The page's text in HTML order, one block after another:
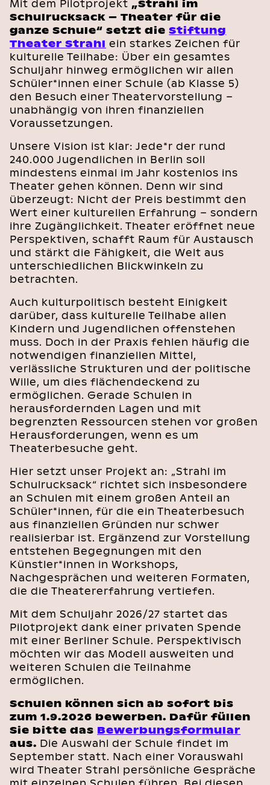
Mit dem Pilotprojekt „Strahl im
Schulrucksack – Theater für die
ganze Schule“ setzt dieStiftung
Theater Strahl ein starkes Zeichen für
kulturelle Teilhabe: Über ein gesamtes
Schuljahr hinweg ermöglichen wir allen
Schüler*innen einer Schule (ab Klasse 5)
den Besuch einer Theatervorstellung –
unabhängig von ihren finanziellen
Voraussetzungen.
Unsere Vision ist klar: Jede*r der rund
240.000 Jugendlichen in Berlin soll
mindestens einmal im Jahr kostenlos ins
Theater gehen können. Denn wir sind
überzeugt: Nicht der Preis bestimmt den
Wert einer kulturellen Erfahrung – sondern
ihre Zugänglichkeit. Theater eröffnet neue
Perspektiven, schafft Raum für Austausch
und stärkt die Fähigkeit, die Welt aus
unterschiedlichen Blickwinkeln zu
betrachten.
Auch kulturpolitisch besteht Einigkeit
darüber, dass kulturelle Teilhabe allen
Kindern und Jugendlichen offenstehen
muss. Doch in der Praxis fehlen häufig die
notwendigen finanziellen Mittel,
verlässliche Strukturen und der politische
Wille, um dies flächendeckend zu
ermöglichen. Gerade Schulen in
herausfordernden Lagen und mit
begrenzten Ressourcen stehen vor großen
Herausforderungen, wenn es um
Theaterbesuche geht.
Hier setzt unser Projekt an: „Strahl im
Schulrucksack“ richtet sich insbesondere
an Schulen mit einem großen Anteil an
Schüler*innen, für die ein Theaterbesuch
aus finanziellen Gründen nur schwer
realisierbar ist. Ergänzend zur Vorstellung
entstehen Begegnungen mit den
Künstler*innen in Workshops,
Nachgesprächen und weiteren Formaten,
die die Theatererfahrung vertiefen.
Mit dem Schuljahr 2026/27 startet das
Pilotprojekt dank einer privaten Spende
mit einer Berliner Schule. Perspektivisch
möchten wir das Modell ausweiten und
weiteren Schulen die Teilnahme
ermöglichen.
Schulen können sich ab sofort bis
zum 1.9.2026 bewerben. Dafür füllen
Sie bitte das Bewerbungsformular
aus. Die Auswahl der Schule findet im
September statt. Nach einer Vorauswahl
wird Theater Strahl persönliche Gespräche